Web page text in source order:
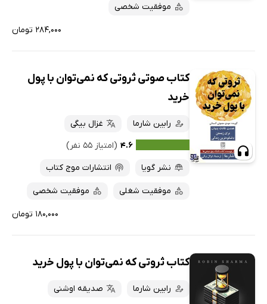
موفقیت شخصی
۲۸۴,۰۰۰ تومان
کتاب صوتی ثروتی که نمی‌توان با پول
خرید
رابین شارما
غزال بیگی
۴.۶ (امتیاز ۵۵ نفر)
نشر گویا
انتشارات موج کتاب
موفقیت شغلی موفقیت شخصی
۱۸۰,۰۰۰ تومان
کتاب ثروتی که نمی‌توان با پول خرید
رابین شارما
صدیقه اوشنی